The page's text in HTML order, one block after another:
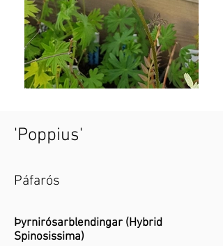
'Poppius'
Páfarós
Þyrnirósarblendingar (Hybrid
Spinosissima)